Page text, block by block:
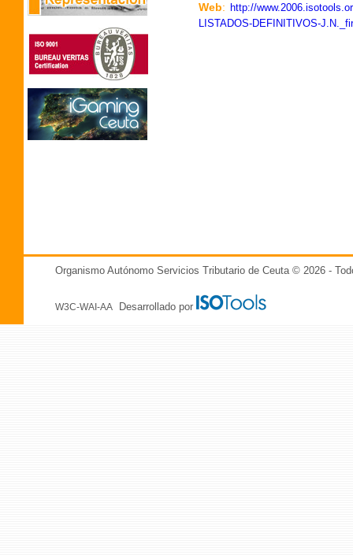
Web: http://
LISTADOS-DEFINITIVOS-
Organismo Autónomo Servicios Tributario de Ceuta © 2026 -
W3C-WAI-AA Desarrollado por